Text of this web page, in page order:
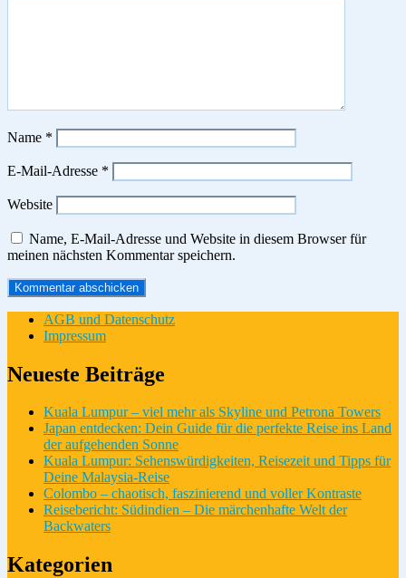
Name *
E-Mail-Adresse *
Website
Name, E-Mail-Adresse und Website in diesem Browser für
meinen nächsten Kommentar speichern.
AGB und Datenschutz
Impressum
Neueste Beiträge
Kuala Lumpur – viel mehr als Skyline und Petrona Towers
Japan entdecken: Dein Guide für die perfekte Reise ins Land
der aufgehenden Sonne
Kuala Lumpur: Sehenswürdigkeiten, Reisezeit und Tipps für
Deine Malaysia-Reise
Colombo – chaotisch, faszinierend und voller Kontraste
Reisebericht: Südindien – Die märchenhafte Welt der
Backwaters
Kategorien